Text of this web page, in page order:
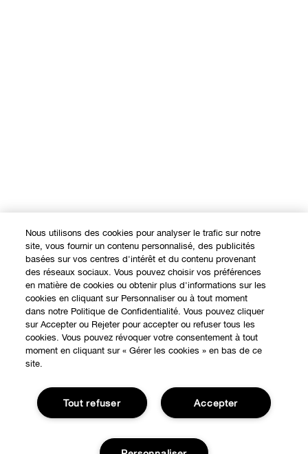
EXPÉRIENCE EN LIGNE
Nous utilisons des cookies pour analyser le trafic sur notre
site, vous fournir un contenu personnalisé, des publicités
basées sur vos centres d'intérêt et du contenu provenant
des réseaux sociaux. Vous pouvez choisir vos préférences
en matière de cookies ou obtenir plus d'informations sur les
cookies en cliquant sur Personnaliser ou à tout moment
dans notre Politique de Confidentialité. Vous pouvez cliquer
sur Accepter ou Rejeter pour accepter ou refuser tous les
cookies. Vous pouvez révoquer votre consentement à tout
moment en cliquant sur « Gérer les cookies » en bas de ce
site.
Accepter
Tout refuser